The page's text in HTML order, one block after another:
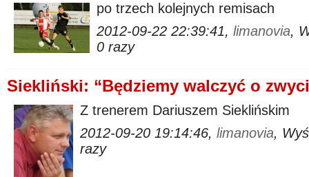
po trzech kolejnych remisach
2012-09-22 22:39:41, limanovia,
0 razy
Siekliński: “Będziemy walczyć o
Z trenerem Dariuszem Sieklińskim
2012-09-20 19:14:46, limanovia,
razy